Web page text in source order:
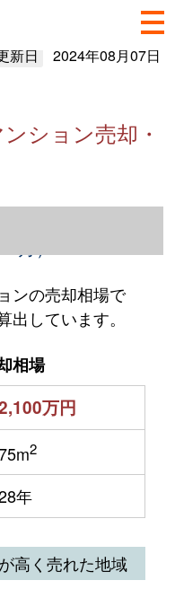
新日 2024年08月07日
ション売却・
ンの売却相場で
しています。
相場
万円
2
年
高く売れた地域